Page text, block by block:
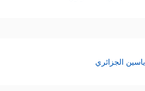
ياسين الجزائري